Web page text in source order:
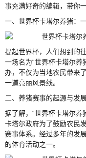
事充满好奇的编辑，带你
一、世界杯卡塔尔养猪：
提起世界杯，人们想到的
一场名为“世界杯卡塔尔养
办，不仅为当地农民带来
一道亮丽风景线。
二、养猪赛事的起源与发
据了解，“世界杯卡塔尔养
卡塔尔政府为了鼓励农民
赛事体系。经过多年的发
的体育活动之一。